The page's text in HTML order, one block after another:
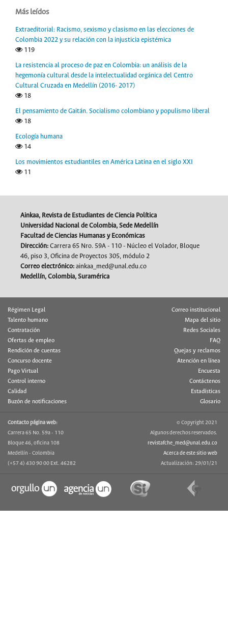
Más leídos
Extraeditorial: Racismo, sexismo y clasismo en las elecciones de
Colombia 2022 y su relación con la injusticia epistémica
119
La resistencia al proceso de paz en Colombia: un análisis de la
hegemonía cultural desde la intelectualidad orgánica del Centro
Cultural Cruzada en Medellín (2016- 2017)
18
El pensamiento de Gaitán. Socialismo colombiano y populismo liberal
18
Ecología humana
14
Los movimientos estudiantiles en América Latina en el siglo XXI
11
Ainkaa, Revista de Estudiantes de Ciencia Política
Universidad Nacional de Colombia, Sede Medellín
Facultad de Ciencias Humanas y Económicas
Dirección: Carrera 65 Nro. 59A - 110 - Núcleo el Volador, Bloque
46, piso 3, Oficina de Proyectos 305, módulo 2
Correo electrónico: ainkaa_med@unal.edu.co
Medellín, Colombia, Suramérica
Régimen Legal
Talento humano
Contratación
Ofertas de empleo
Rendición de cuentas
Concurso docente
Pago Virtual
Control interno
Calidad
Buzón de notificaciones
Correo institucional
Mapa del sitio
Redes Sociales
FAQ
Quejas y reclamos
Atención en línea
Encuesta
Contáctenos
Estadísticas
Glosario
Contacto página web:
Carrera 65 No. 59a - 110
Bloque 46, oficina 108
Medellín - Colombia
(+57 4) 430 90 00 Ext. 46282
© Copyright 2021
Algunos derechos reservados.
revistafche_med@unal.edu.co
Acerca de este sitio web
Actualización: 29/01/21